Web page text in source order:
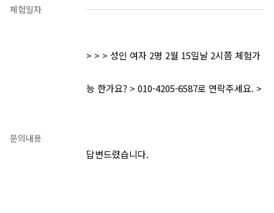
체험일자
문의내용
> > > 성인 여자 2명 2월 15일날 2시쯤 체험가
능 한가요? > 010-4205-6587로 연락주세요. >
답변드렸습니다.